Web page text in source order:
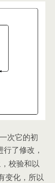
次它的初
了修改，
校验和以
变化，所以